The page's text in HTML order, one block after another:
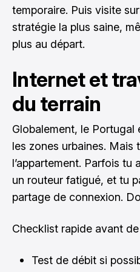
temporaire. Puis visite
stratégie la plus saine,
plus au départ.
Internet et
du terrain
Globalement, le Portugal
les zones urbaines. Mais
l’appartement. Parfois tu
un routeur fatigué, et tu
partage de connexion.
Checklist rapide avant
Test de débit si